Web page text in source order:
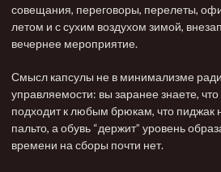
совещания, переговоры, перелеты,
летом и с сухим воздухом зимой,
вечернее мероприятие.
Смысл капсулы не в минимализме
управляемости: вы заранее знаете,
подходит к любым брюкам, что пиджак
пальто, а обувь “держит” уровень
времени на сборы почти нет.